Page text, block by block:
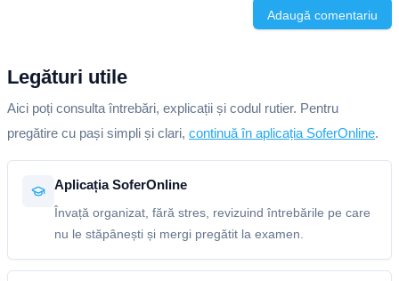
Adaugă comentariu
Legături utile
Aici poți consulta întrebări, explicații și codul rutier. Pentru
pregătire cu pași simpli și clari, continuă în aplicația SoferOnline.
Aplicația SoferOnline
Învață organizat, fără stres, revizuind întrebările pe care
nu le stăpânești și mergi pregătit la examen.